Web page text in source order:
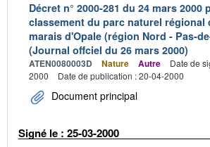
Décret n° 2000-281 du 24 mars 2000
classement du parc naturel régional
marais d'Opale (région Nord - Pas-
(Journal offciel du 26 mars 2000)
ATEN0080003D Nature Autre
Date de
2000
Date de publication : 20-04-2000
Document principal
Signé le : 25-03-2000